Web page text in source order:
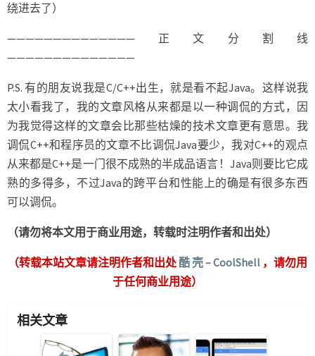
绕进去了）
——————————————正文分割线
——————————————
P.S. 有的朋友说我是C/C++出生，就是看不起Java。这样说我
太小看我了，我的文章风格从来都是以一种调侃的方式，因
为我觉得这样的文章会比那些枯燥的技术文章更有意思。我
调侃C++和程序员的文章不比调侃Java要少，我对C++的观点
从来都是C++是一门很不成熟的半成品语言！Java则要比它成
熟的多得多，不过Java的跨平台和性能上的确是有很多东西
可以调侃。
（请勿将本文用于商业用途，转载时注明作者和出处）
（转载本站文章请注明作者和出处酷 壳 – CoolShell ，请勿用
于任何商业用途）
相关文章